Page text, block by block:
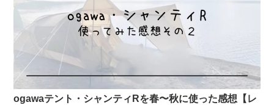
ogawaテント・シャンティRを春〜秋に使った感想【レ